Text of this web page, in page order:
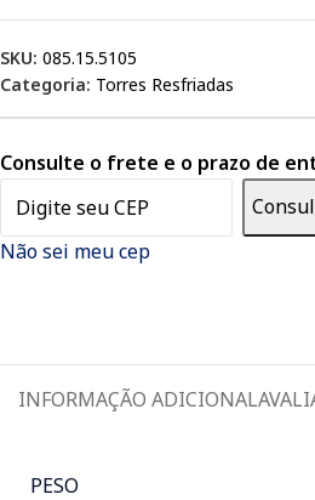
SKU: 085.15.5105
Categoria: Torres Resfriadas
Consulte o frete e o prazo de
Não sei meu cep
INFORMAÇÃO ADICIONAL
PESO